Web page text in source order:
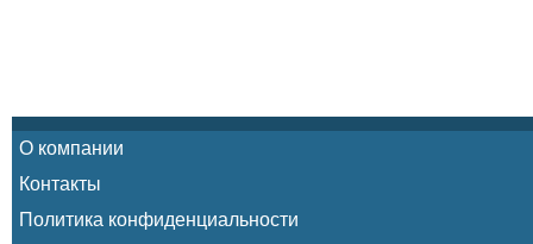
О компании
Контакты
Политика конфиденциальности